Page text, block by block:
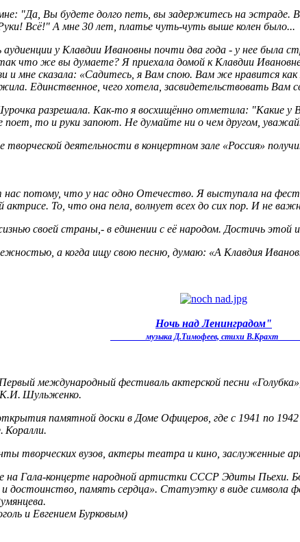
"Да, Вы будете долго петь, вы задержитесь на эстраде.
Всё!" А мне 30 лет, платье чуть-чуть выше колен было...
аудиенции у Клавдии Ивановны почти два года - у нее
что же вы думаете? Я приехала домой к Клавдии
и мне сказала: «Садитесь, я Вам спою. Вам же нравится
Единственное, чего хотела, засвидетельствовать
разрешала. Как-то я восхищённо отметила: "Какие
поет, то и руки запоют. Не думайте ни о чем другом,
деятельности в концертном зале «Россия»
нас потому, что у нас одно Отечество. Я выступала на
То, что она пела, волнует всех до сих пор. И не
своей страны,- в единении с её народом. Достичь этой
а когда ищу свою песню, думаю: «А Клавдия
Ночь над Ленинградом"
музыка Д.Тимофеев, стихи
международный фестиваль актерской песни
К.И. Шульженко.
памятной доски в Доме Офицеров, где с 1941 по
Коралли.
творческих вузов, актеры театра и кино, заслуженные
Гала-концерте народной артистки СССР Эдиты Пьехи.
достоинство, память сердца». Статуэтку в виде символа
и Евгением Бурковым)